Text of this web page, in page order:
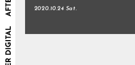
2020.10.24 Sat.